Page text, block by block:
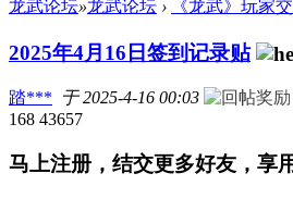
龙武论坛»龙武论坛 › 《龙武》玩家
2025年4月16日签到记录贴
踏*** 于 2025-4-16 00:03
168 43657
马上注册，结交更多好友，享